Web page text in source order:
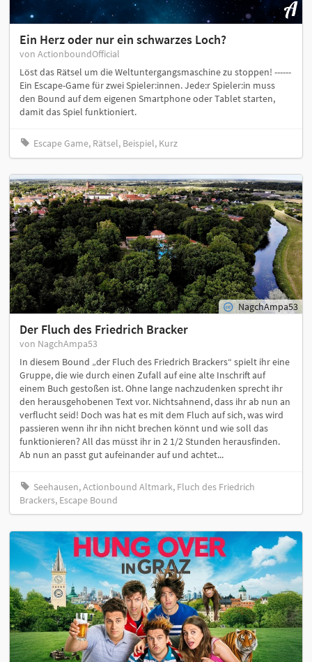
Ein Herz oder nur ein schwarzes Loch?
von ActionboundOfficial
Löst das Rätsel um die Weltuntergangsmaschine zu stoppen! ------
Ein Escape-Game für zwei Spieler:innen. Jede:r Spieler:in muss
den Bound auf dem eigenen Smartphone oder Tablet starten,
damit das Spiel funktioniert.
Escape Game, Rätsel, Beispiel, Kurz
NagchAmpa53
Der Fluch des Friedrich Bracker
von NagchAmpa53
In diesem Bound „der Fluch des Friedrich Brackers“ spielt ihr eine
Gruppe, die wie durch einen Zufall auf eine alte Inschrift auf
einem Buch gestoßen ist. Ohne lange nachzudenken sprecht ihr
den herausgehobenen Text vor. Nichtsahnend, dass ihr ab nun an
verflucht seid! Doch was hat es mit dem Fluch auf sich, was wird
passieren wenn ihr ihn nicht brechen könnt und wie soll das
funktionieren? All das müsst ihr in 2 1/2 Stunden herausfinden.
Ab nun an passt gut aufeinander auf und achtet...
Seehausen, Actionbound Altmark, Fluch des Friedrich
Brackers, Escape Bound